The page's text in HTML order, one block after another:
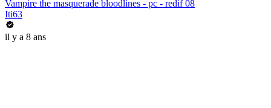
Vampire the masquerade bloodlines - pc - redif 08
Iti63
il y a 8 ans